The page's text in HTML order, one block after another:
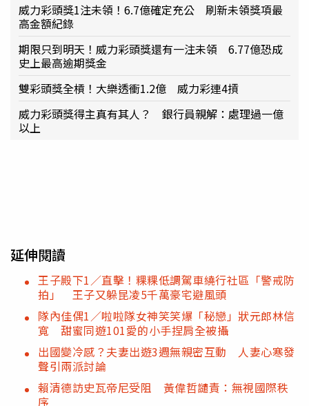
威力彩頭獎1注未領！6.7億確定充公 刷新未領獎項最
高金額紀錄
期限只到明天！威力彩頭獎還有一注未領 6.77億恐成
史上最高逾期獎金
雙彩頭獎全槓！大樂透衝1.2億 威力彩連4摃
威力彩頭獎得主真有其人？ 銀行員親解：處理過一億
以上
延伸閱讀
王子殿下1／直擊！粿粿低調駕車繞行社區「警戒防
拍」 王子又躲昆凌5千萬豪宅避風頭
隊內佳偶1／啦啦隊女神笑笑爆「秘戀」狀元郎林信
寬 甜蜜同遊101愛的小手捏肩全被攝
出國變冷感？夫妻出遊3週無親密互動 人妻心寒發
聲引兩派討論
賴清德訪史瓦帝尼受阻 黃偉哲譴責：無視國際秩
序